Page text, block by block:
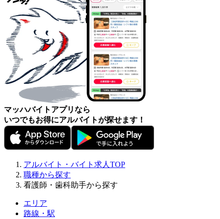
マッハバイトアプリなら
いつでもお得にアルバイトが探せます！
アルバイト・バイト求人TOP
職種から探す
看護師・歯科助手から探す
エリア
路線・駅